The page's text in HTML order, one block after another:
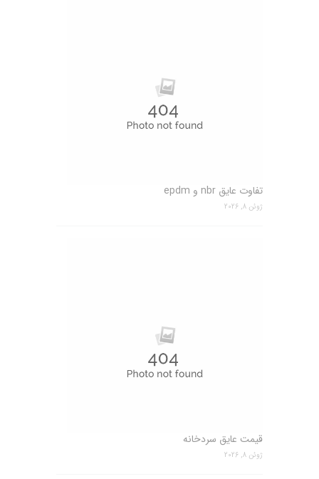
تفاوت عایق nbr و epdm
ژوئن 8, 2026
قیمت عایق سردخانه
ژوئن 8, 2026